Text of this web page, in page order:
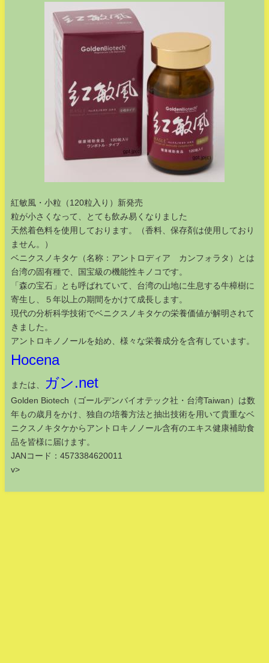
紅敏風・小粒（120粒入り）新発売
粒が小さくなって、とても飲み易くなりました
天然着色料を使用しております。（香料、保存剤は使用しており
ません。）
ベニクスノキタケ（名称：アントロディア カンフォラタ）とは
台湾の固有種で、国宝級の機能性キノコです。
「森の宝石」とも呼ばれていて、台湾の山地に生息する牛樟樹に
寄生し、５年以上の期間をかけて成長します。
現代の分析科学技術でベニクスノキタケの栄養価値が解明されて
きました。
アントロキノノールを始め、様々な栄養成分を含有しています。
Hocena
または、 ガン.net
Golden Biotech（ゴールデンバイオテック社・台湾Taiwan）は数
年もの歳月をかけ、独自の培養方法と抽出技術を用いて貴重なベ
ニクスノキタケからアントロキノノール含有のエキス健康補助食
品を皆様に届けます。
JANコード：4573384620011
v>